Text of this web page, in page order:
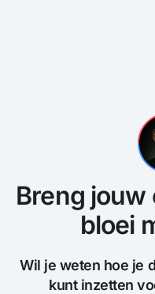
Breng
bloei
Wil je weten hoe je
kunt inzetten